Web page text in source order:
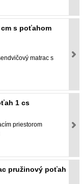
cm s poťahom
matrac s
1 cs
priestorom
pružinový poťah